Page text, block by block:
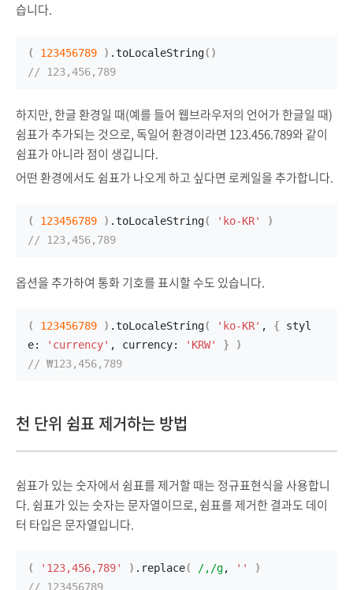
습니다.
( 123456789 ) .toLocaleString( )
// 123,456,789
하지만, 한글 환경일 때(예를 들어 웹브라우저의 언어가 한글일 때)
쉼표가 추가되는 것으로, 독일어 환경이라면 123.456.789와 같이
쉼표가 아니라 점이 생깁니다.
어떤 환경에서도 쉼표가 나오게 하고 싶다면 로케일을 추가합니다.
( 123456789 ) .toLocaleString( 'ko-KR'
)
// 123,456,789
옵션을 추가하여 통화 기호를 표시할 수도 있습니다.
( 123456789 ) .toLocaleString( 'ko-KR' , { styl
e:
'currency' , currency: 'KRW' }
)
// ₩123,456,789
천 단위 쉼표 제거하는 방법
쉼표가 있는 숫자에서 쉼표를 제거할 때는 정규표현식을 사용합니
다. 쉼표가 있는 숫자는 문자열이므로, 쉼표를 제거한 결과도 데이
터 타입은 문자열입니다.
( '123,456,789' ) . replace( /,/g, ''
)
// 123456789